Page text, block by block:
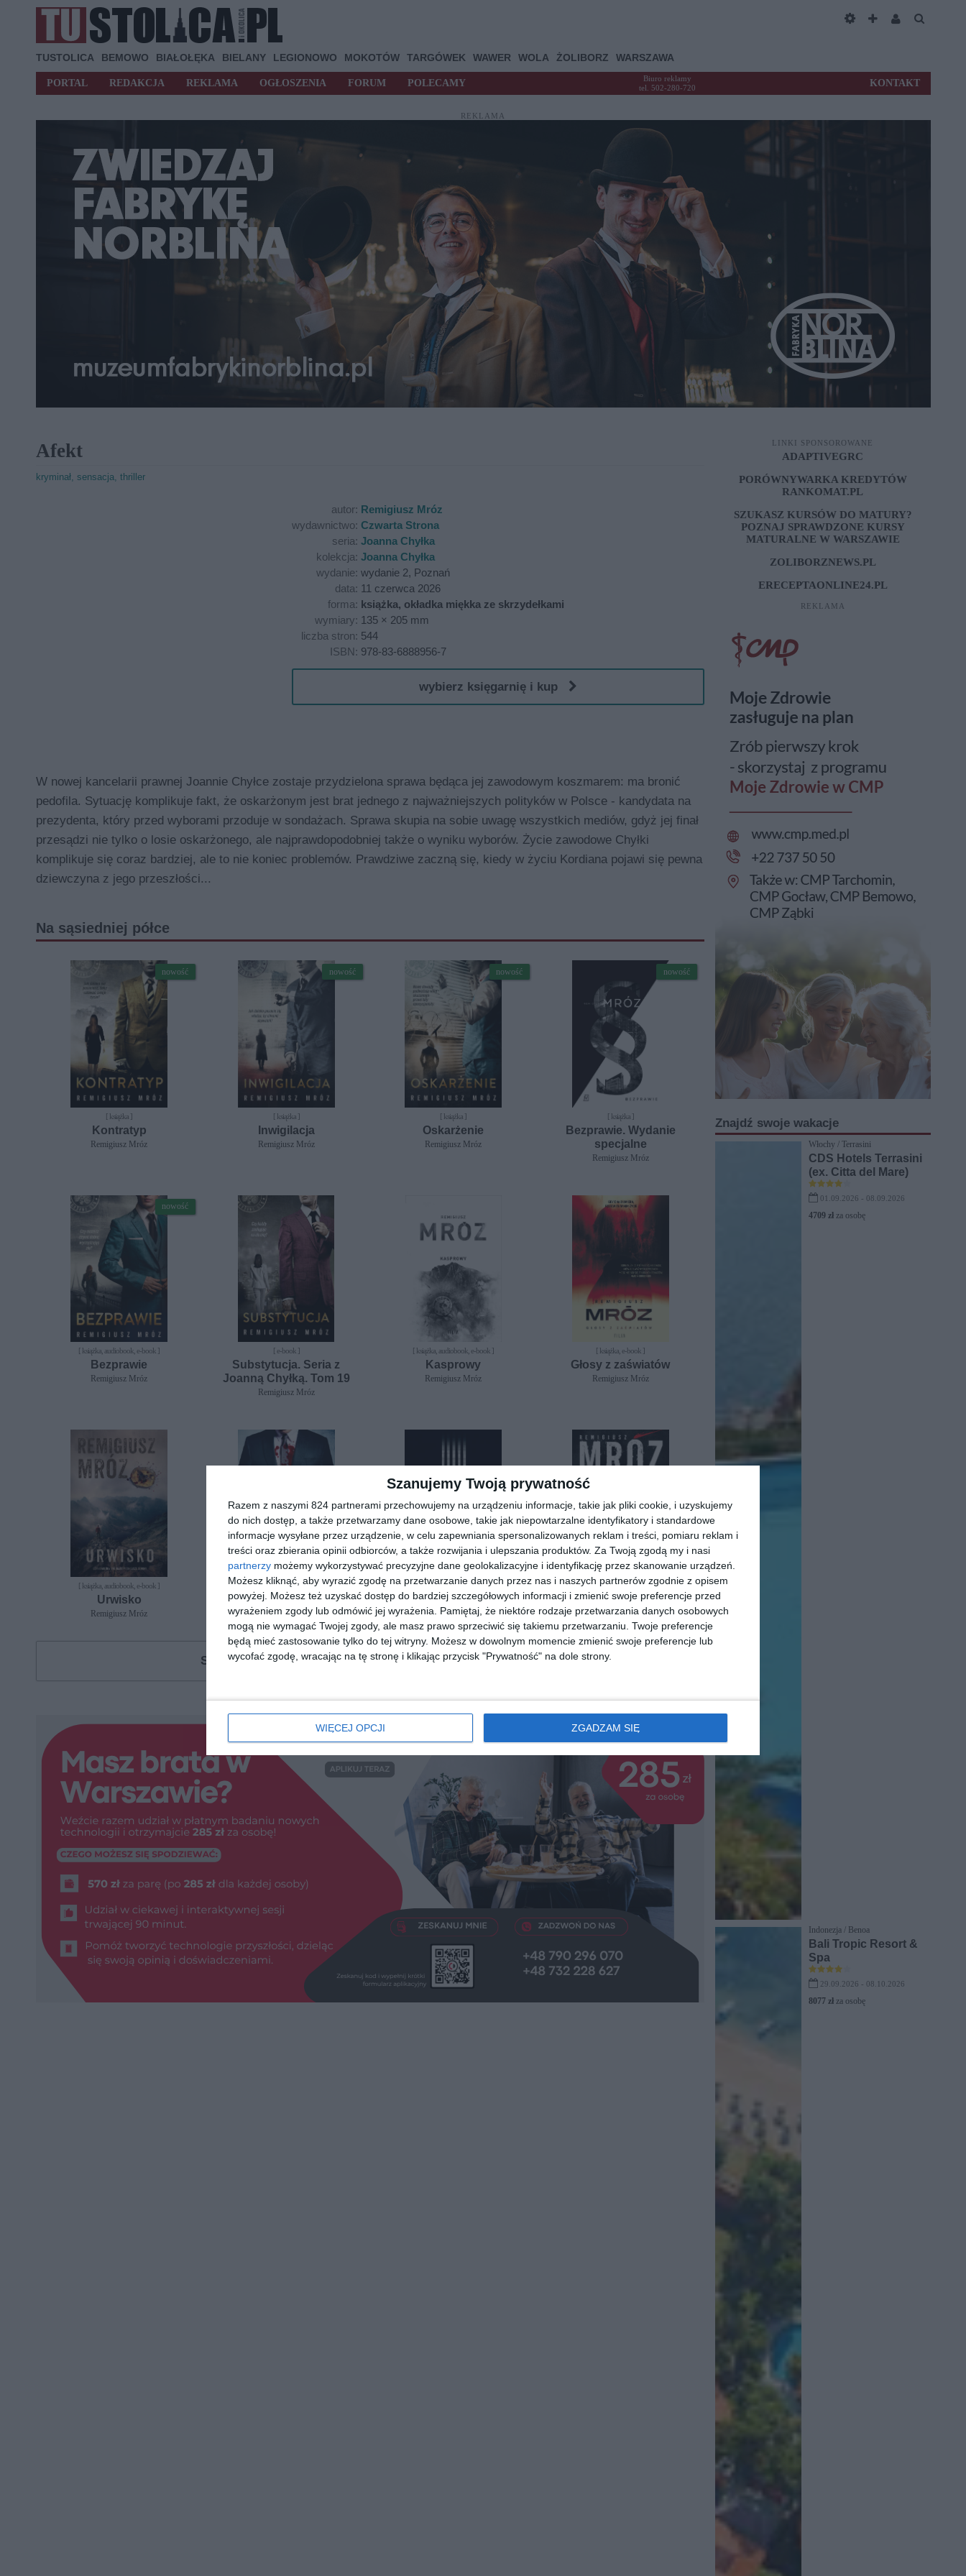
Szanujemy Twoją prywatność
Razem z naszymi 824 partnerami przechowujemy na urządzeniu informacje, takie jak pliki cookie, i uzyskujemy
do nich dostęp, a także przetwarzamy dane osobowe, takie jak niepowtarzalne identyfikatory i standardowe
informacje wysyłane przez urządzenie, w celu zapewniania spersonalizowanych reklam i treści, pomiaru reklam i
treści oraz zbierania opinii odbiorców, a także rozwijania i ulepszania produktów. Za Twoją zgodą my i nasi
partnerzy możemy wykorzystywać precyzyjne dane geolokalizacyjne i identyfikację przez skanowanie urządzeń.
Możesz kliknąć, aby wyrazić zgodę na przetwarzanie danych przez nas i naszych partnerów zgodnie z opisem
powyżej. Możesz też uzyskać dostęp do bardziej szczegółowych informacji i zmienić swoje preferencje przed
wyrażeniem zgody lub odmówić jej wyrażenia.
Pamiętaj, że niektóre rodzaje przetwarzania danych osobowych
mogą nie wymagać Twojej zgody, ale masz prawo sprzeciwić się takiemu przetwarzaniu. Twoje preferencje
będą mieć zastosowanie tylko do tej witryny. Możesz w dowolnym momencie zmienić swoje preferencje lub
wycofać zgodę, wracając na tę stronę i klikając przycisk "Prywatność" na dole strony.
WIĘCEJ OPCJI ZGADZAM SIĘ
TUSTOLICA BEMOWO BIAŁOŁĘKA BIELANY LEGIONOWO MOKOTÓW TARGÓWEK WAWER WOLA ŻOLIBORZ WARSZAWA
PORTAL REDAKCJA REKLAMA OGŁOSZENIA FORUM POLECAMY
Biuro reklamy
tel. 502-280-720
KONTAKT
REKLAMA
Afekt
kryminał, sensacja, thriller
autor: Remigiusz Mróz
wydawnictwo: Czwarta Strona
seria: Joanna Chyłka
kolekcja: Joanna Chyłka
wydanie: wydanie 2, Poznań
data: 11 czerwca 2026
forma: książka, okładka miękka ze skrzydełkami
wymiary: 135 × 205 mm
liczba stron: 544
ISBN: 978-83-6888956-7
wybierz księgarnię i kup
W nowej kancelarii prawnej Joannie Chyłce zostaje przydzielona sprawa będąca jej zawodowym koszmarem: ma bronić
pedofila. Sytuację komplikuje fakt, że oskarżonym jest brat jednego z najważniejszych polityków w Polsce - kandydata na
prezydenta, który przed wyborami przoduje w sondażach. Sprawa skupia na sobie uwagę wszystkich mediów, gdyż jej finał
przesądzi nie tylko o losie oskarżonego, ale najprawdopodobniej także o wyniku wyborów. Życie zawodowe Chyłki
komplikuje się coraz bardziej, ale to nie koniec problemów. Prawdziwe zaczną się, kiedy w życiu Kordiana pojawi się pewna
dziewczyna z jego przeszłości...
Na sąsiedniej półce
nowość
[ książka ]
Kontratyp
Remigiusz Mróz
nowość
[ książka ]
Inwigilacja
Remigiusz Mróz
nowość
[ książka ]
Oskarżenie
Remigiusz Mróz
nowość
[ książka ]
Bezprawie. Wydanie
specjalne
Remigiusz Mróz
nowość
[ książka, audiobook, e-book ]
Bezprawie
Remigiusz Mróz
[ e-book ]
Substytucja. Seria z
Joanną Chyłką. Tom 19
Remigiusz Mróz
[ książka, audiobook, e-book ]
Kasprowy
Remigiusz Mróz
[ książka, e-book ]
Głosy z zaświatów
Remigiusz Mróz
[ książka, audiobook, e-book ]
Urwisko
Remigiusz Mróz
[ książka, e-book ]
Wotum nieufności
Remigiusz Mróz
[ książka, audiobook, e-book ]
Bezkarny
Remigiusz Mróz
[ książka, audiobook, e-book ]
Labirynt
Remigiusz Mróz
Szukasz książki, audiobooka?Skorzystaj z wyszukiwarki
LINKI SPONSOROWANE
ADAPTIVEGRC
PORÓWNYWARKA KREDYTÓW
RANKOMAT.PL
SZUKASZ KURSÓW DO MATURY?
POZNAJ SPRAWDZONE KURSY
MATURALNE W WARSZAWIE
ZOLIBORZNEWS.PL
ERECEPTAONLINE24.PL
REKLAMA
Znajdź swoje wakacje
Włochy / Terrasini
CDS Hotels Terrasini
(ex. Citta del Mare)
01.09.2026 - 08.09.2026
4709 zł za osobę
Indonezja / Benoa
Bali Tropic Resort &
Spa
29.09.2026 - 08.10.2026
8077 zł za osobę